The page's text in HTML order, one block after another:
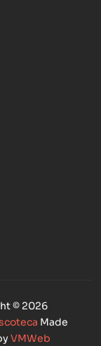
© 2026
Made
VMWeb